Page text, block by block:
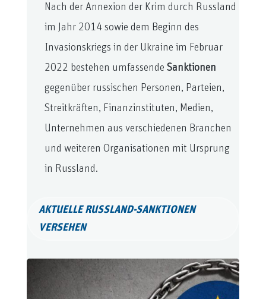
Nach der Annexion der Krim durch Russland
im Jahr 2014 sowie dem Beginn des
Invasionskriegs in der Ukraine im Februar
2022 bestehen umfassende Sanktionen
gegenüber russischen Personen, Parteien,
Streitkräften, Finanzinstituten, Medien,
Unternehmen aus verschiedenen Branchen
und weiteren Organisationen mit Ursprung
in Russland.
AKTUELLE RUSSLAND-SANKTIONEN
VERSEHEN